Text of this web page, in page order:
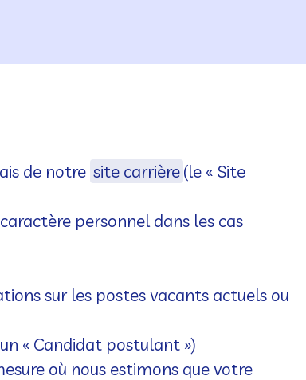
de notre site carrière(le « Site
personnel dans les cas
sur les postes vacants actuels ou
« Candidat postulant »)
où nous estimons que votre